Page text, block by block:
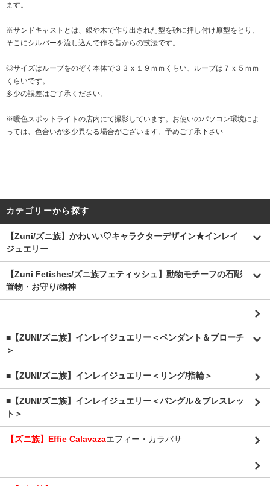
ます。
※サンドキャストとは、銀や木で作り出された型を砂に押し付け原型をとり、
そこにシルバーを流し込んで作る昔からの技法です。
◎サイズはループをのぞく本体で３３ｘ１９ｍｍくらい、ループは７ｘ５ｍｍ
くらいです。
多少の誤差はご了承ください。
※暖色スポットライトの店内にて撮影しています。お使いのパソコン環境によ
っては、色合いが多少異なる場合がございます。予めご了承下さい
カテゴリーから探す
【Zuni/ズニ族】かわいい♡キャラクターデザイン★インレイ
ジュエリー
【Zuni Fetishes/ズニ族フェティッシュ】動物モチーフの石彫
置物・お守り/物神
.
■【ZUNI/ズニ族】インレイジュエリー＜ペンダント＆ブローチ
＞
■【ZUNI/ズニ族】インレイジュエリー＜リング/指輪＞
■【ZUNI/ズニ族】インレイジュエリー＜バングル＆ブレスレッ
ト＞
【ズニ族】Effie Calavazaエフィー・カラバサ
.